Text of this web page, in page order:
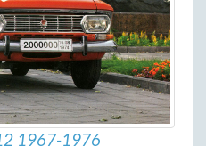
1967-1976